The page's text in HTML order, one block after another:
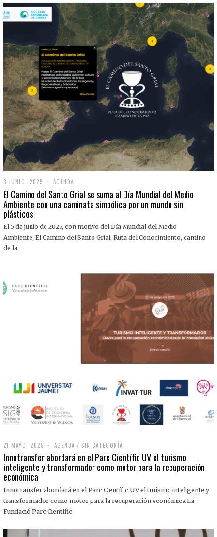
0
2
5
3 JUNIO, 2025
J
U
N
,
0
AGENDA
El Camino del Santo Grial se suma al Día Mundial del Medio
Ambiente con una caminata simbólica por un mundo sin
plásticos
El 5 de junio de 2025, con motivo del Día Mundial del Medio
Ambiente, El Camino del Santo Grial, Ruta del Conocimiento, camino
de la
21 MAYO, 2025
M
A
Y
,
0
2
AGENDA / SIN CATEGORÍA
Innotransfer abordará en el Parc Científic UV el turismo
inteligente y transformador como motor para la recuperación
económica
Innotransfer abordará en el Parc Científic UV el turismo inteligente y
transformador como motor para la recuperación económica La
Fundació Parc Científic